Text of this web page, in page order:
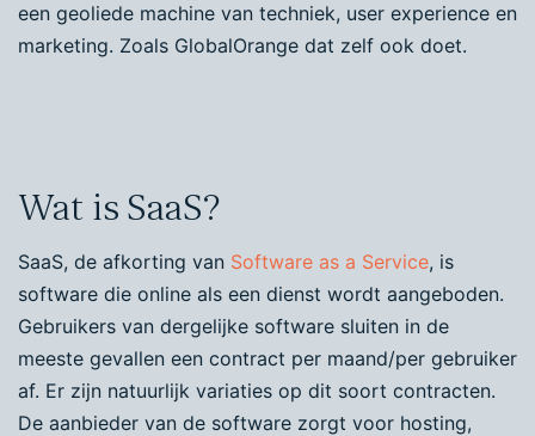
een geoliede machine van techniek, user experience en
marketing. Zoals GlobalOrange dat zelf ook doet.
Wat is SaaS?
SaaS, de afkorting van Software as a Service, is
software die online als een dienst wordt aangeboden.
Gebruikers van dergelijke software sluiten in de
meeste gevallen een contract per maand/per gebruiker
af. Er zijn natuurlijk variaties op dit soort contracten.
De aanbieder van de software zorgt voor hosting,